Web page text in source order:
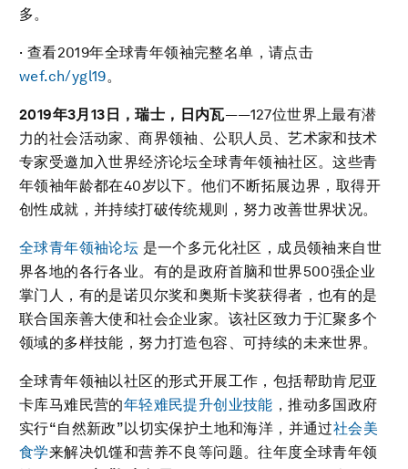
多。
· 查看2019年全球青年领袖完整名单，请点击
wef.ch/ygl19。
2019年3月 13 日，瑞士，日内瓦——127位世界上最有潜
力的社会活动家、商界领袖、公职人员、艺术家和技术
专家受邀加入世界经济论坛全球青年领袖社区。这些青
年领袖年龄都在40岁以下。他们不断拓展边界，取得开
创性成就，并持续打破传统规则，努力改善世界状况。
全球青年领袖论坛 是一个多元化社区，成员领袖来自世
界各地的各行各业。有的是政府首脑和世界500强企业
掌门人，有的是诺贝尔奖和奥斯卡奖获得者，也有的是
联合国亲善大使和社会企业家。该社区致力于汇聚多个
领域的多样技能，努力打造包容、可持续的未来世界。
全球青年领袖以社区的形式开展工作，包括帮助肯尼亚
卡库马难民营的年轻难民提升创业技能 ，推动多国政府
实行“自然新政”以切实保护土地和海洋，并通过社会美
食学来解决饥馑和营养不良等问题。往年度全球青年领